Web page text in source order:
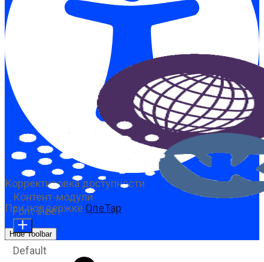
Корректировка доступности
При поддержке OneTap
Hide Toolbar
Контент-модули
Font Size
Default